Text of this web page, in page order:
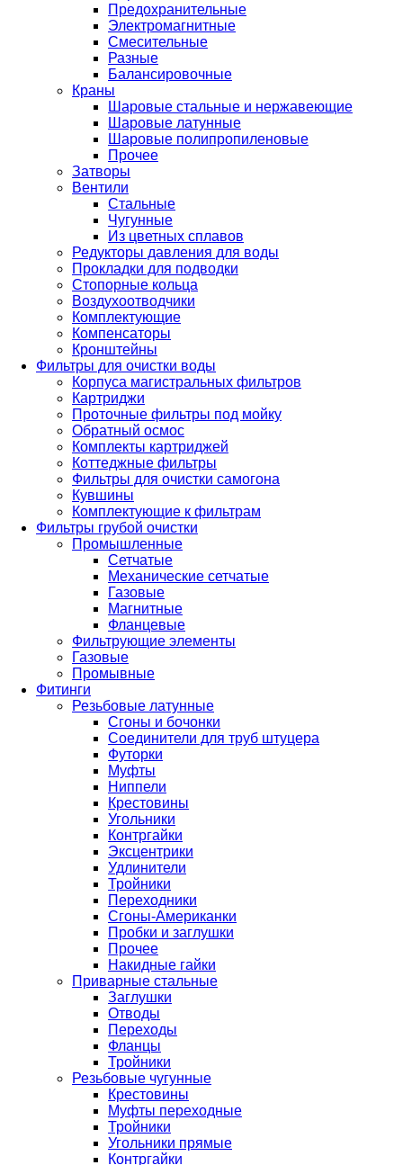
Предохранительные
Электромагнитные
Смесительные
Разные
Балансировочные
Краны
Шаровые стальные и нержавеющие
Шаровые латунные
Шаровые полипропиленовые
Прочее
Затворы
Вентили
Стальные
Чугунные
Из цветных сплавов
Редукторы давления для воды
Прокладки для подводки
Стопорные кольца
Воздухоотводчики
Комплектующие
Компенсаторы
Кронштейны
Фильтры для очистки воды
Корпуса магистральных фильтров
Картриджи
Проточные фильтры под мойку
Обратный осмос
Комплекты картриджей
Коттеджные фильтры
Фильтры для очистки самогона
Кувшины
Комплектующие к фильтрам
Фильтры грубой очистки
Промышленные
Сетчатые
Механические сетчатые
Газовые
Магнитные
Фланцевые
Фильтрующие элементы
Газовые
Промывные
Фитинги
Резьбовые латунные
Сгоны и бочонки
Соединители для труб штуцера
Футорки
Муфты
Ниппели
Крестовины
Угольники
Контргайки
Эксцентрики
Удлинители
Тройники
Переходники
Сгоны-Американки
Пробки и заглушки
Прочее
Накидные гайки
Приварные стальные
Заглушки
Отводы
Переходы
Фланцы
Тройники
Резьбовые чугунные
Крестовины
Муфты переходные
Тройники
Угольники прямые
Контргайки